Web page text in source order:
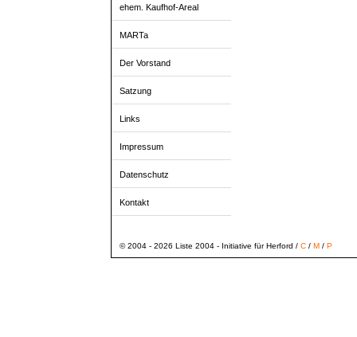
ehem. Kaufhof-Areal
MARTa
Der Vorstand
Satzung
Links
Impressum
Datenschutz
Kontakt
© 2004 - 2026 Liste 2004 - Initiative für Herford / C/ M/ P